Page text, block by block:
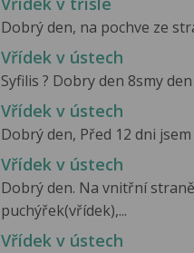
Dobrý den, na pochve ze
Vřídek v ústech
Syfilis ? Dobry den 8smy
Vřídek v ústech
Dobrý den, Před 12 dni
Vřídek v ústech
Dobrý den. Na vnitřní
puchýřek(vřídek),...
Vřídek v ústech